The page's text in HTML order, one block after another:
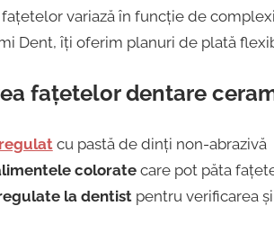
variază în funcție de
Dent, îți oferim planuri de plată
fațetelor dentare
cu pastă de dinți non-abrazivă
coloratecare pot păta
la dentistpentru verificarea